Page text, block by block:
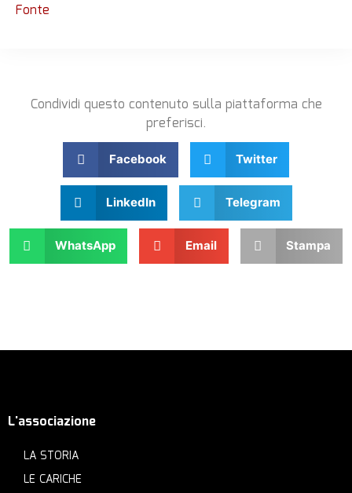
Fonte
Condividi questo contenuto sulla piattaforma che
preferisci.
Facebook Twitter
LinkedIn Telegram
WhatsApp Email Stampa
L'associazione
LA STORIA
LE CARICHE